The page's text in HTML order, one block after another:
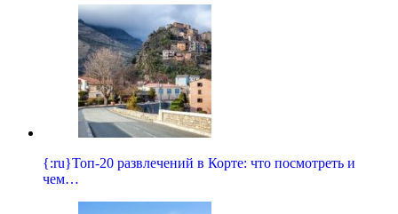
{:ru}Топ-20 развлечений в Корте: что посмотреть и
чем…